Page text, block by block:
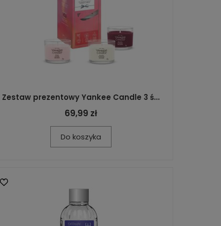
Zestaw prezentowy Yankee Candle 3 ś...
69,99 zł
Do koszyka